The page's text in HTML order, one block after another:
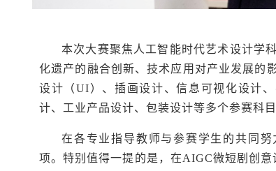
本次大赛聚焦人工智能时代艺术设计学
化遗产的融合创新、技术应用对产业发展的
设计（UI）、插画设计、信息可视化设计
计、工业产品设计、包装设计等多个参赛科目
在各专业指导教师与参赛学生的共同
项。特别值得一提的是，在AIGC微短剧创